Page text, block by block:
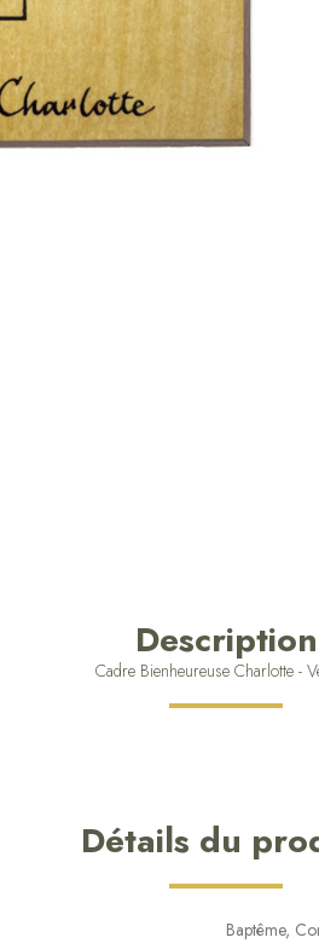
Description
Cadre Bienheureuse Charlotte -
Détails du
Baptême,